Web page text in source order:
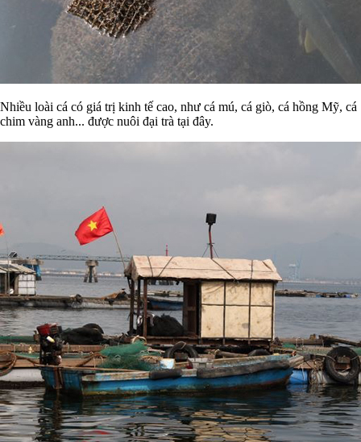
Nhiều loài cá có giá trị kinh tế cao, như cá mú, cá giò, cá hồng Mỹ, cá
chim vàng anh... được nuôi đại trà tại đây.